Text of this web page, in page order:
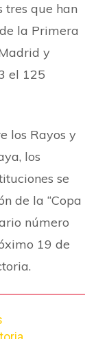
tres que han
la Primera
y
el 125
los Rayos y
los
se
de la “Copa
número
19 de